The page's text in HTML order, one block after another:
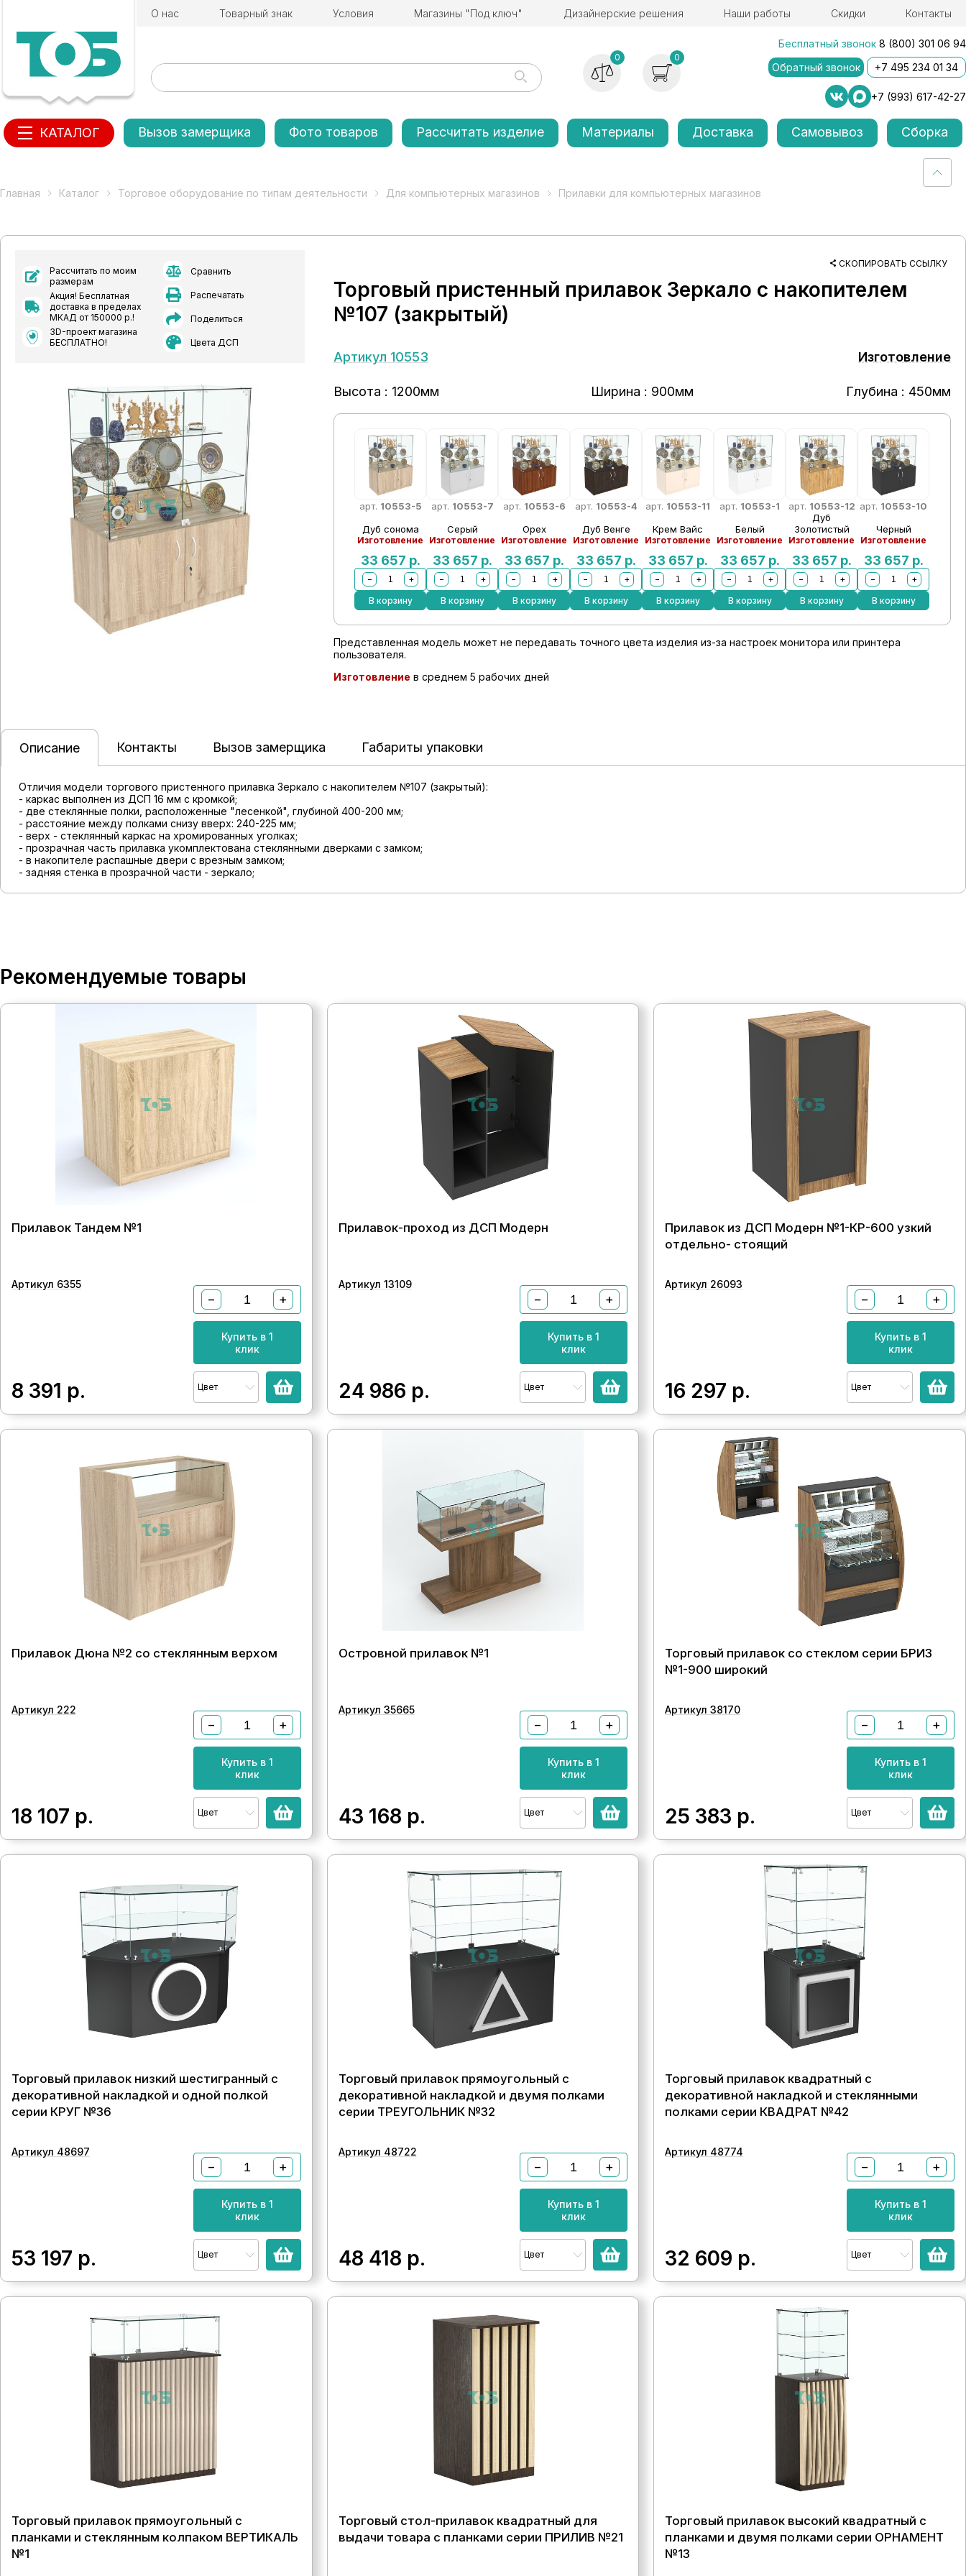
О нас Товарный знак Условия Магазины "Под ключ" Дизайнерские решения Наши работы Скидки Контакты
0 0
Бесплатный звонок 8 (800) 301 06 94
Обратный звонок
+7 495 234 01 34
+7 (993) 617-42-27
КАТАЛОГ Вызов замерщика Фото товаров Рассчитать изделие Материалы Доставка Самовывоз Сборка
Главная Каталог Торговое оборудование по типам деятельности Для компьютерных магазинов Прилавки для компьютерных магазинов
Рассчитать по моим
размерам
Акция! Бесплатная
доставка в пределах
МКАД от 150000 р.!
3D-проект магазина
БЕСПЛАТНО!
Сравнить
Распечатать
Поделиться
Цвета ДСП
СКОПИРОВАТЬ ССЫЛКУ
Торговый пристенный прилавок Зеркало с накопителем
№107 (закрытый)
Артикул 10553 Изготовление
Высота : 1200мм Ширина : 900мм Глубина : 450мм
арт. 10553-5
Дуб сонома
Изготовление
33 657 р.
−
+
В корзину
арт. 10553-7
Серый
Изготовление
33 657 р.
−
+
В корзину
арт. 10553-6
Орех
Изготовление
33 657 р.
−
+
В корзину
арт. 10553-4
Дуб Венге
Изготовление
33 657 р.
−
+
В корзину
арт. 10553-11
Крем Вайс
Изготовление
33 657 р.
−
+
В корзину
арт. 10553-1
Белый
Изготовление
33 657 р.
−
+
В корзину
арт. 10553-12
Дуб
Золотистый
Изготовление
33 657 р.
−
+
В корзину
арт. 10553-10
Черный
Изготовление
33 657 р.
−
+
В корзину
Представленная модель может не передавать точного цвета изделия из-за настроек монитора или принтера
пользователя.
Изготовление в среднем 5 рабочих дней
Описание Контакты Вызов замерщика Габариты упаковки
Отличия модели торгового пристенного прилавка Зеркало с накопителем №107 (закрытый):
- каркас выполнен из ДСП 16 мм с кромкой;
- две стеклянные полки, расположенные "лесенкой", глубиной 400-200 мм;
- расстояние между полками снизу вверх: 240-225 мм;
- верх - стеклянный каркас на хромированных уголках;
- прозрачная часть прилавка укомплектована стеклянными дверками с замком;
- в накопителе распашные двери с врезным замком;
- задняя стенка в прозрачной части - зеркало;
Рекомендуемые товары
Прилавок Тандем №1
Артикул 6355
8 391 р.
− +
Купить в 1
клик
Цвет
Прилавок-проход из ДСП Модерн
Артикул 13109
24 986 р.
− +
Купить в 1
клик
Цвет
Прилавок из ДСП Модерн №1-КР-600 узкий
отдельно- стоящий
Артикул 26093
16 297 р.
− +
Купить в 1
клик
Цвет
Прилавок Дюна №2 со стеклянным верхом
Артикул 222
18 107 р.
− +
Купить в 1
клик
Цвет
Островной прилавок №1
Артикул 35665
43 168 р.
− +
Купить в 1
клик
Цвет
Торговый прилавок со стеклом серии БРИЗ
№1-900 широкий
Артикул 38170
25 383 р.
− +
Купить в 1
клик
Цвет
Торговый прилавок низкий шестигранный с
декоративной накладкой и одной полкой
серии КРУГ №36
Артикул 48697
53 197 р.
− +
Купить в 1
клик
Цвет
Торговый прилавок прямоугольный с
декоративной накладкой и двумя полками
серии ТРЕУГОЛЬНИК №32
Артикул 48722
48 418 р.
− +
Купить в 1
клик
Цвет
Торговый прилавок квадратный с
декоративной накладкой и стеклянными
полками серии КВАДРАТ №42
Артикул 48774
32 609 р.
− +
Купить в 1
клик
Цвет
Торговый прилавок прямоугольный с
планками и стеклянным колпаком ВЕРТИКАЛЬ
№1
Торговый стол-прилавок квадратный для
выдачи товара с планками серии ПРИЛИВ №21
Торговый прилавок высокий квадратный с
планками и двумя полками серии ОРНАМЕНТ
№13